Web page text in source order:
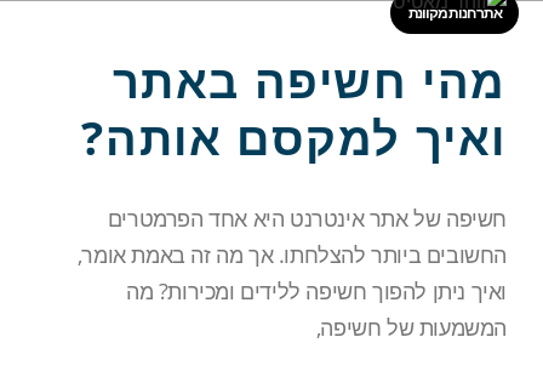
אתר חנות מקוונת
מהי חשיפה באתר
ואיך למקסם אותה?
חשיפה של אתר אינטרנט היא אחד הפרמטרים
החשובים ביותר להצלחתו. אך מה זה באמת אומר,
ואיך ניתן להפוך חשיפה ללידים ומכירות? מה
המשמעות של חשיפה,